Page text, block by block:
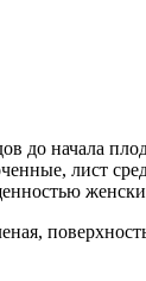
до начала
лист